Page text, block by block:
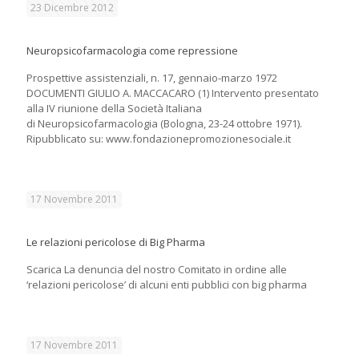
23 Dicembre 2012
Neuropsicofarmacologia come repressione
Prospettive assistenziali, n. 17, gennaio-marzo 1972
DOCUMENTI GIULIO A. MACCACARO (1) Intervento presentato
alla IV riunione della Società Italiana
di Neuropsicofarmacologia (Bologna, 23-24 ottobre 1971).
Ripubblicato su: www.fondazionepromozionesociale.it
17 Novembre 2011
Le relazioni pericolose di Big Pharma
Scarica La denuncia del nostro Comitato in ordine alle
‘relazioni pericolose’ di alcuni enti pubblici con big pharma
17 Novembre 2011